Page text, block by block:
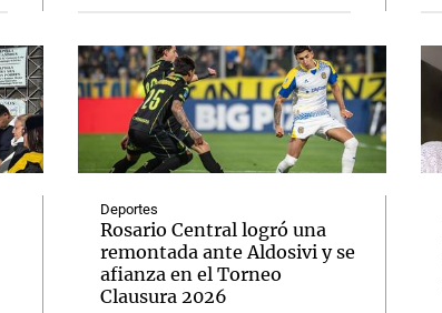
Deportes
Rosario Central logró una
remontada ante Aldosivi y se
afianza en el Torneo
Clausura 2026
El huracán de Arequito Cadena 3 en Groenlandia